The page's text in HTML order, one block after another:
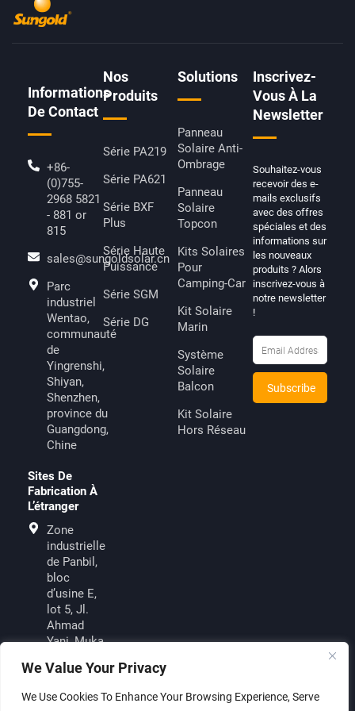
We Value Your Privacy
We Use Cookies To Enhance Your Browsing Experience, Serve
Informations
De Contact
+86-
(0)755-
2968 5821
- 881 or
815
sales@sungoldsolar.cn
Parc
industriel
Wentao,
communauté
de
Yingrenshi,
Shiyan,
Shenzhen,
province du
Guangdong,
Chine
Sites De
Fabrication À
L’étranger
Zone
industrielle
de Panbil,
bloc
d’usine E,
lot 5, Jl.
Ahmad
Yani, Muka
Batam
29433,
Indonésie
Nos
Produits
Série PA219
Série PA621
Série BXF
Plus
Série Haute
Puissance
Série SGM
Série DG
Solutions
Panneau
Solaire Anti-
Ombrage
Panneau
Solaire
Topcon
Kits Solaires
Pour
Camping-Car
Kit Solaire
Marin
Système
Solaire
Balcon
Kit Solaire
Hors Réseau
Inscrivez-
Vous À La
Newsletter
Souhaitez-vous
recevoir des e-
mails exclusifs
avec des offres
spéciales et des
informations sur
les nouveaux
produits ? Alors
inscrivez-vous à
notre newsletter
!